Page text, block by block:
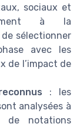
sociaux et
à la
de sélectionner
avec les
de l’impact de
: les
analysées à
de notations